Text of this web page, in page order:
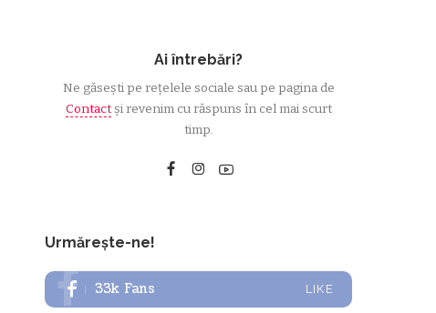
Ai întrebări?
Ne găsești pe rețelele sociale sau pe pagina de
Contactși revenim cu răspuns în cel mai scurt
timp.
Urmărește-ne!
33k Fans LIKE